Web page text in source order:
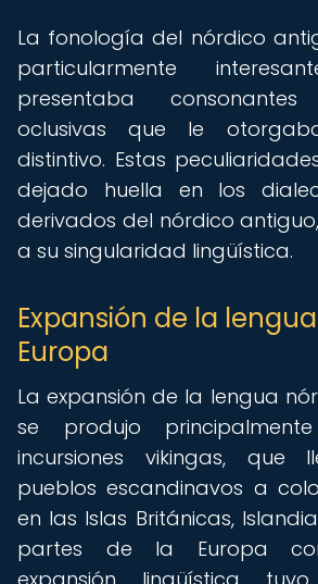
La fonología del nórdico
particularmente
presentaba
oclusivas que le
distintivo. Estas
dejado huella en los
derivados del nórdico
a su singularidad lingüística.
Expansión de la
Europa
La expansión de la lengua
se produjo
incursiones vikingas, que
pueblos escandinavos a
en las Islas Británicas,
partes de la Europa